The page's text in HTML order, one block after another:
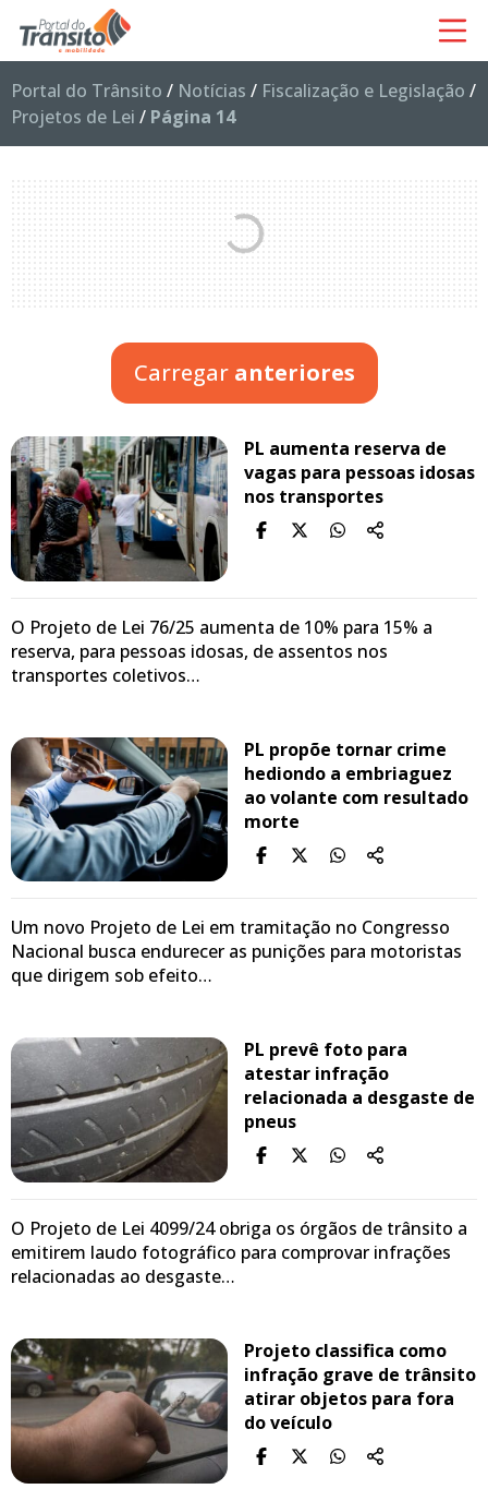
Portal do Trânsito / Notícias / Fiscalização e Legislação /
Projetos de Lei / Página 14
Carregar anteriores
PL aumenta reserva de
vagas para pessoas idosas
nos transportes
O Projeto de Lei 76/25 aumenta de 10% para 15% a
reserva, para pessoas idosas, de assentos nos
transportes coletivos…
PL propõe tornar crime
hediondo a embriaguez
ao volante com resultado
morte
Um novo Projeto de Lei em tramitação no Congresso
Nacional busca endurecer as punições para motoristas
que dirigem sob efeito…
PL prevê foto para
atestar infração
relacionada a desgaste de
pneus
O Projeto de Lei 4099/24 obriga os órgãos de trânsito a
emitirem laudo fotográfico para comprovar infrações
relacionadas ao desgaste…
Projeto classifica como
infração grave de trânsito
atirar objetos para fora
do veículo